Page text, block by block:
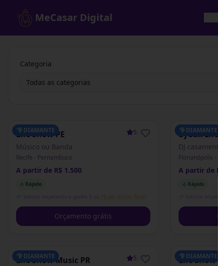
MeCasar Digital
Categoria
Todas as categorias
💎DIAMANTE
Life Show PE 5.0(1)
Músico ou Banda
Recife - Pernambuco
A partir de R$ 1.500
Rápido
10 pts (Clube Wed)
Orçamento grátis
💎DIAMANTE
Dj Sax Life
DJ
Florianópolis
A partir de
Rápido
💎DIAMANTE
Life Show Music PR 5.0(1) 💎DIAMANTE
Life Show